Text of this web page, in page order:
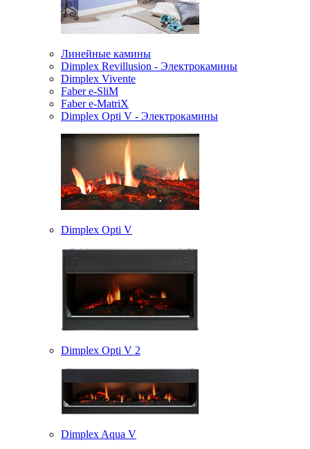
Линейные камины
Dimplex Revillusion - Электрокамины
Dimplex Vivente
Faber e-SliM
Faber e-MatriX
Dimplex Opti V - Электрокамины
Dimplex Opti V
Dimplex Opti V 2
Dimplex Aqua V